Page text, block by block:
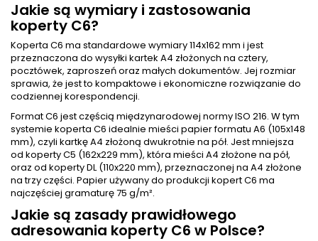
Jakie są wymiary i zastosowania
koperty C6?
Koperta C6 ma standardowe wymiary 114x162 mm i jest
przeznaczona do wysyłki kartek A4 złożonych na cztery,
pocztówek, zaproszeń oraz małych dokumentów. Jej rozmiar
sprawia, że jest to kompaktowe i ekonomiczne rozwiązanie do
codziennej korespondencji.
Format C6 jest częścią międzynarodowej normy ISO 216. W tym
systemie koperta C6 idealnie mieści papier formatu A6 (105x148
mm), czyli kartkę A4 złożoną dwukrotnie na pół. Jest mniejsza
od koperty C5 (162x229 mm), która mieści A4 złożone na pół,
oraz od koperty DL (110x220 mm), przeznaczonej na A4 złożone
na trzy części. Papier używany do produkcji kopert C6 ma
najczęściej gramaturę 75 g/m².
Jakie są zasady prawidłowego
adresowania koperty C6 w Polsce?